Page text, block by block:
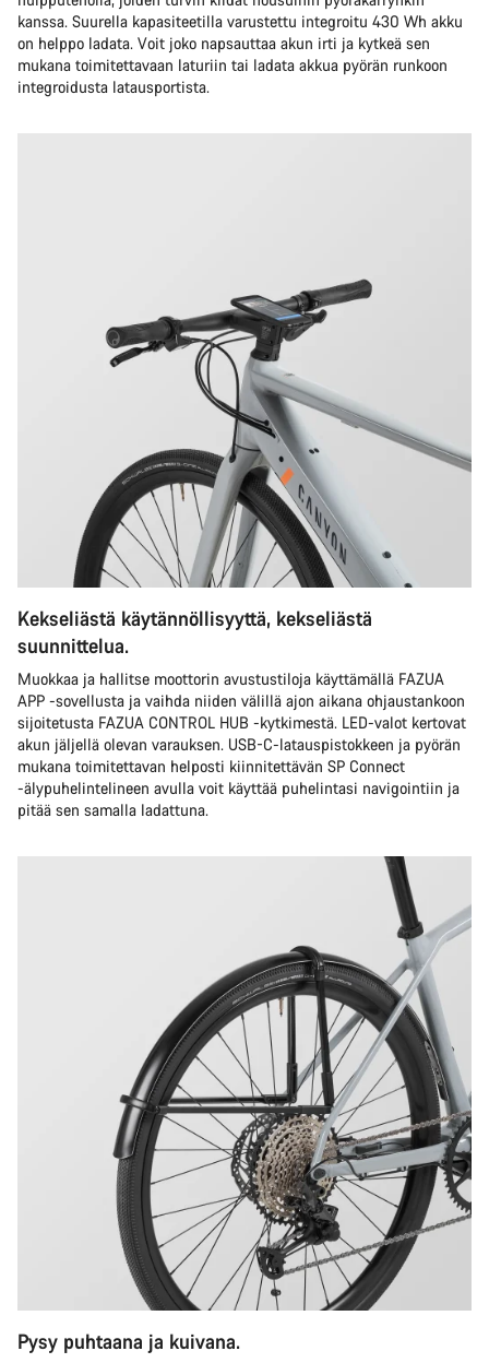
kanssa. Suurella kapasiteetilla varustettu integroitu 430 Wh akku
on helppo ladata. Voit joko napsauttaa akun irti ja kytkeä sen
mukana toimitettavaan laturiin tai ladata akkua pyörän runkoon
integroidusta latausportista.
Kekseliästä käytännöllisyyttä, kekseliästä
suunnittelua.
Muokkaa ja hallitse moottorin avustustiloja käyttämällä FAZUA
APP -sovellusta ja vaihda niiden välillä ajon aikana ohjaustankoon
sijoitetusta FAZUA CONTROL HUB -kytkimestä. LED-valot kertovat
akun jäljellä olevan varauksen. USB-C-latauspistokkeen ja pyörän
mukana toimitettavan helposti kiinnitettävän SP Connect
-älypuhelintelineen avulla voit käyttää puhelintasi navigointiin ja
pitää sen samalla ladattuna.
Pysy puhtaana ja kuivana.